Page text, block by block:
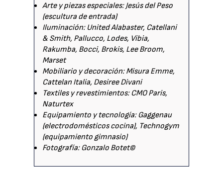
Arte y piezas especiales: Jesús del Peso
(escultura de entrada)
Iluminación: United Alabaster, Catellani
& Smith, Pallucco, Lodes, Vibia,
Rakumba, Bocci, Brokis, Lee Broom,
Marset
Mobiliario y decoración: Misura Emme,
Cattelan Italia, Desiree Divani
Textiles y revestimientos: CMO Paris,
Naturtex
Equipamiento y tecnología: Gaggenau
(electrodomésticos cocina), Technogym
(equipamiento gimnasio)
Fotografía: Gonzalo Botet©